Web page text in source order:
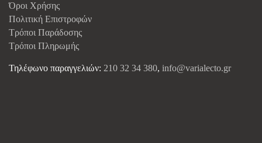
Όροι Χρήσης
Πολιτική Επιστροφών
Τρόποι Παράδοσης
Τρόποι Πληρωμής
Τηλέφωνο παραγγελιών: 210 32 34 380, info@varialecto.gr